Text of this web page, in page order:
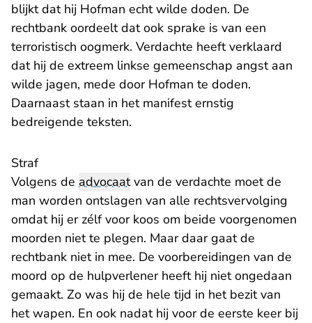
blijkt dat hij Hofman echt wilde doden. De
rechtbank oordeelt dat ook sprake is van een
terroristisch oogmerk. Verdachte heeft verklaard
dat hij de extreem linkse gemeenschap angst aan
wilde jagen, mede door Hofman te doden.
Daarnaast staan in het manifest ernstig
bedreigende teksten.
Straf
Volgens de advocaatvan de verdachte moet de
man worden ontslagen van alle rechtsvervolging
omdat hij er zélf voor koos om beide voorgenomen
moorden niet te plegen. Maar daar gaat de
rechtbank niet in mee. De voorbereidingen van de
moord op de hulpverlener heeft hij niet ongedaan
gemaakt. Zo was hij de hele tijd in het bezit van
het wapen. En ook nadat hij voor de eerste keer bij